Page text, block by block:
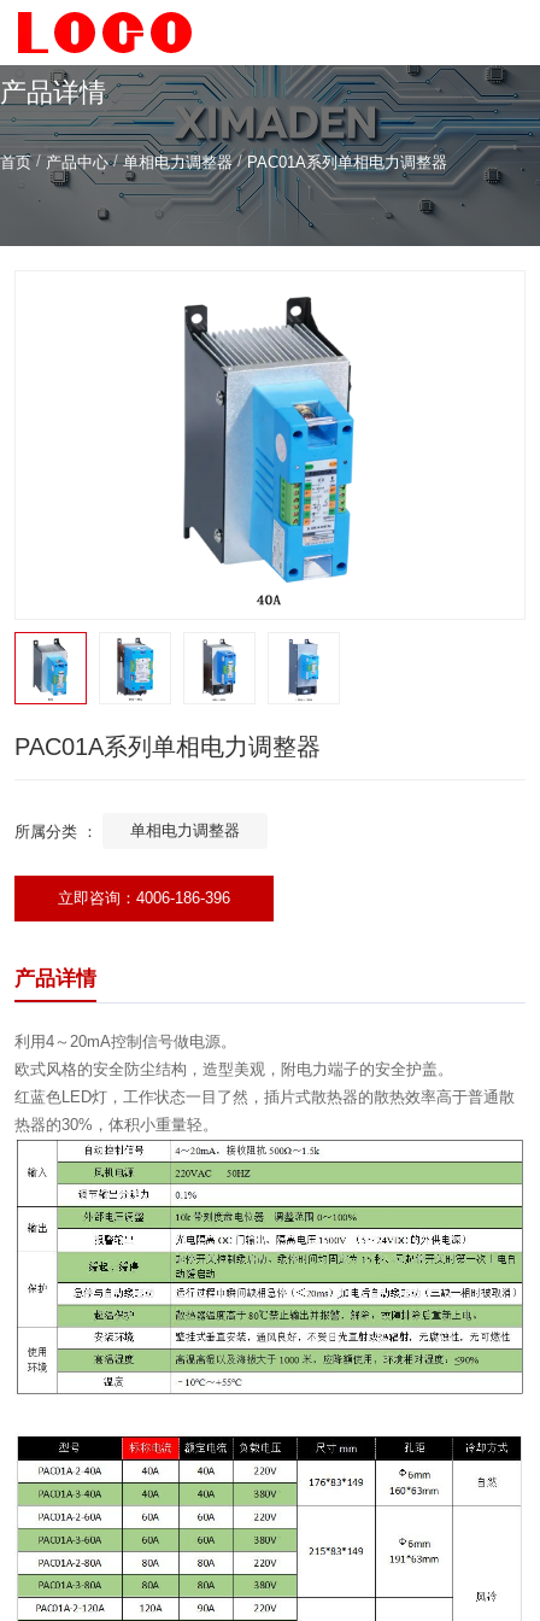
希曼顿科技专注研发与制造
全系列工业级交流固态继电器（SSR）、一体化电力调整
器
4006-186-396
产品详情
首页 / 产品中心 /单相电力调整器 /PAC01A系列单相电力调整器
PAC01A系列单相电力调整器
所属分类 ： 单相电力调整器
立即咨询：4006-186-396
产品详情
利用4～20mA控制信号做电源。
欧式风格的安全防尘结构，造型美观，附电力端子的安全护盖。
红蓝色LED灯，工作状态一目了然，插片式散热器的散热效率高于普通散
热器的30%，体积小重量轻。